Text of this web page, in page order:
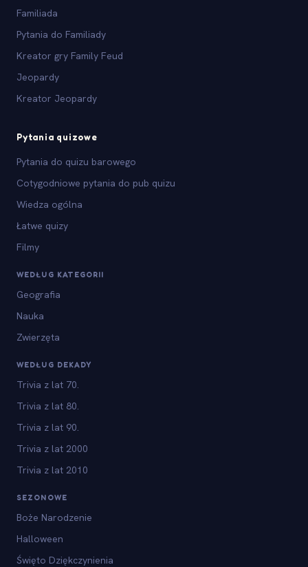
Familiada
Pytania do Familiady
Kreator gry Family Feud
Jeopardy
Kreator Jeopardy
Pytania quizowe
Pytania do quizu barowego
Cotygodniowe pytania do pub quizu
Wiedza ogólna
Łatwe quizy
Filmy
WEDŁUG KATEGORII
Geografia
Nauka
Zwierzęta
WEDŁUG DEKADY
Trivia z lat 70.
Trivia z lat 80.
Trivia z lat 90.
Trivia z lat 2000
Trivia z lat 2010
SEZONOWE
Boże Narodzenie
Halloween
Święto Dziękczynienia